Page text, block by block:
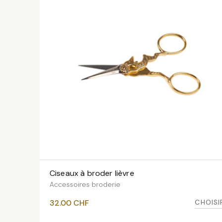
VOIR LES VARIANTES
Ciseaux à broder lièvre
Accessoires broderie
32.00 CHF